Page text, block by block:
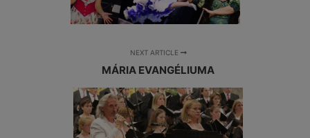
NEXT ARTICLE
MÁRIA EVANGÉLIUMA